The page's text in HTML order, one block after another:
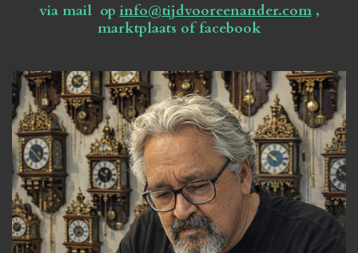
via mail opinfo@tijdvooreenander.com,
marktplaats of facebook